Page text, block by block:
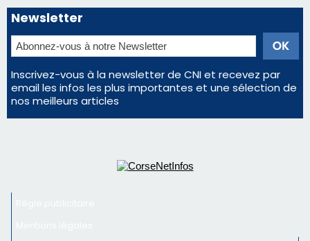
Régie publicitaire
Mentions légales
Nous contacter